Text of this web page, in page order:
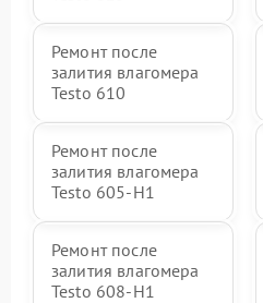
Ремонт после
залития влагомера
Testo 610
Ремонт после
залития влагомера
Testo 605-H1
Ремонт после
залития влагомера
Testo 608-H1